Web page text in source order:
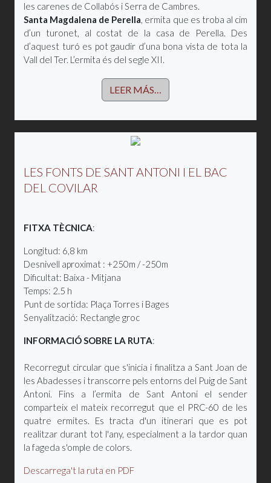
les carenes de Collabós i Serra de Cambres.
Santa Magdalena de Perella, ermita que es troba al cim
d’un turonet, al costat de la casa de Perella. Des
d’aquest turó es pot gaudir d’una bona vista de tota la
Vall del Ter. L’ermita és del segle XII.
LEER MÁS…
LES FONTS DE SANT ANTONI I EL BAC
DEL COVILAR
FITXA TÈCNICA:
Longitud: 6,8 km
Desnivell aproximat : +250m / -250m
Dificultat: Baixa - Mitjana
Temps: 2.5 h
Punt de sortida: Plaça Torres i Bages
Senyalització: Rectangle groc
INFORMACIÓ SOBRE LA RUTA:
Recorregut circular que s'inicia i finalitza a Sant Joan de
les Abadesses i transcorre pels entorns del Puig de Sant
Antoni. Fins a l’ermita de Sant Antoni el sender
comparteix el mateix recorregut que el PRC-60 de les
quatre ermites. Es tracta d'un itinerari que es pot
realitzar durant tot l'any, especialment a la tardor quan
la fageda s'omple de colors.
Descarrega't la ruta en PDF